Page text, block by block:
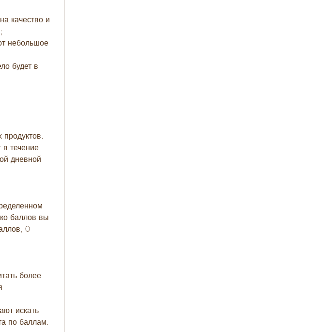
качество и
небольшое
будет в
течение
дневной
баллов вы
0
более
искать
по баллам.